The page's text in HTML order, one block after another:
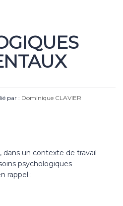
par : Dominique CLAVIER
dans un contexte de travail
psychologiques
rappel :